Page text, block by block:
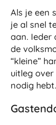
Als je een
je al snel
aan. Ieder
de
“kleine”
uitleg
nodig hebt.